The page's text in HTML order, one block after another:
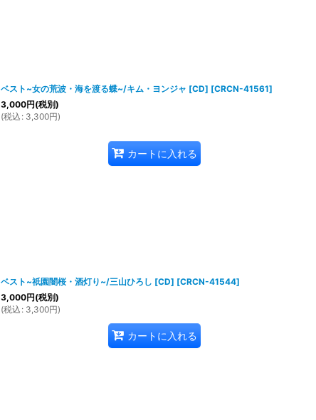
ベスト~女の荒波・海を渡る蝶~/キム・ヨンジャ [CD] [CRCN-41561]
3,000円(税別)
(税込 : 3,300円)
カートに入れる
ベスト~祇園闇桜・酒灯り~/三山ひろし [CD] [CRCN-41544]
3,000円(税別)
(税込 : 3,300円)
カートに入れる